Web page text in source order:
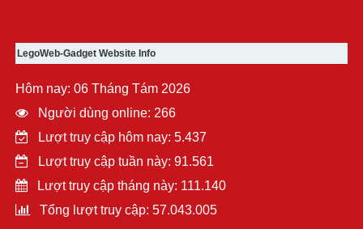
LegoWeb-Gadget Website Info
Hôm nay: 06 Tháng Tám 2026
Người dùng online: 266
Lượt truy cập hôm nay: 5.437
Lượt truy cập tuần này: 91.561
Lượt truy cập tháng này: 111.140
Tổng lượt truy cập: 57.043.005